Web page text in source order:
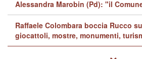
Alessandra Marobin (Pd): "il
Raffaele Colombara boccia Rucco
giocattoli, mostre, monumenti,